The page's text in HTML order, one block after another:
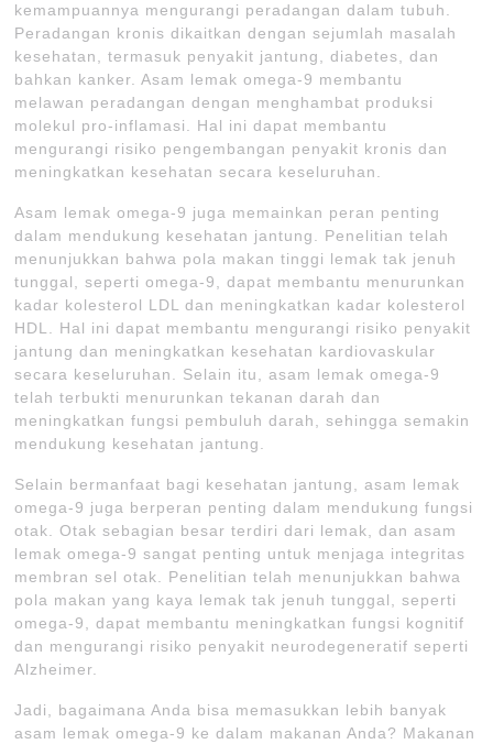
kemampuannya mengurangi peradangan dalam tubuh.
Peradangan kronis dikaitkan dengan sejumlah masalah
kesehatan, termasuk penyakit jantung, diabetes, dan
bahkan kanker. Asam lemak omega-9 membantu
melawan peradangan dengan menghambat produksi
molekul pro-inflamasi. Hal ini dapat membantu
mengurangi risiko pengembangan penyakit kronis dan
meningkatkan kesehatan secara keseluruhan.
Asam lemak omega-9 juga memainkan peran penting
dalam mendukung kesehatan jantung. Penelitian telah
menunjukkan bahwa pola makan tinggi lemak tak jenuh
tunggal, seperti omega-9, dapat membantu menurunkan
kadar kolesterol LDL dan meningkatkan kadar kolesterol
HDL. Hal ini dapat membantu mengurangi risiko penyakit
jantung dan meningkatkan kesehatan kardiovaskular
secara keseluruhan. Selain itu, asam lemak omega-9
telah terbukti menurunkan tekanan darah dan
meningkatkan fungsi pembuluh darah, sehingga semakin
mendukung kesehatan jantung.
Selain bermanfaat bagi kesehatan jantung, asam lemak
omega-9 juga berperan penting dalam mendukung fungsi
otak. Otak sebagian besar terdiri dari lemak, dan asam
lemak omega-9 sangat penting untuk menjaga integritas
membran sel otak. Penelitian telah menunjukkan bahwa
pola makan yang kaya lemak tak jenuh tunggal, seperti
omega-9, dapat membantu meningkatkan fungsi kognitif
dan mengurangi risiko penyakit neurodegeneratif seperti
Alzheimer.
Jadi, bagaimana Anda bisa memasukkan lebih banyak
asam lemak omega-9 ke dalam makanan Anda? Makanan